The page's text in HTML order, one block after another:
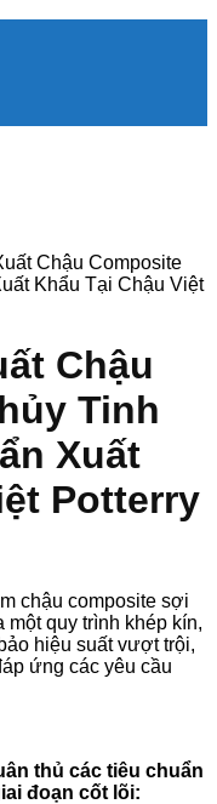
Chậu Composite
Khẩu Tại Chậu Việt
Chậu
Tinh
Xuất
Potterry
chậu composite sợi
quy trình khép kín,
hiệu suất vượt trội,
ứng các yêu cầu
thủ các tiêu chuẩn
đoạn cốt lõi: